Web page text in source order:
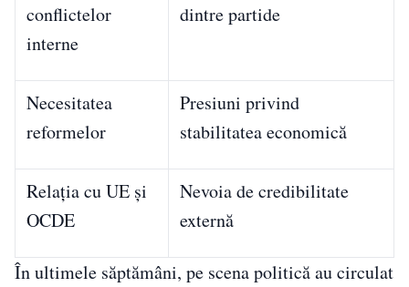
conflictelor
interne
dintre partide
Necesitatea
reformelor
Presiuni privind
stabilitatea economică
Relația cu UE și
OCDE
Nevoia de credibilitate
externă
În ultimele săptămâni, pe scena politică au circulat